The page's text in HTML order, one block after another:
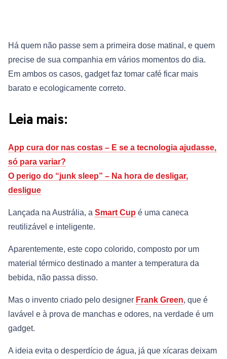
Há quem não passe sem a primeira dose matinal, e quem
precise de sua companhia em vários momentos do dia.
Em ambos os casos, gadget faz tomar café ficar mais
barato e ecologicamente correto.
Leia mais:
App cura dor nas costas – E se a tecnologia ajudasse,
só para variar?
O perigo do “junk sleep” – Na hora de desligar,
desligue
Lançada na Austrália, a Smart Cup é uma caneca
reutilizável e inteligente.
Aparentemente, este copo colorido, composto por um
material térmico destinado a manter a temperatura da
bebida, não passa disso.
Mas o invento criado pelo designer Frank Green, que é
lavável e à prova de manchas e odores, na verdade é um
gadget.
A ideia evita o desperdício de água, já que xícaras deixam